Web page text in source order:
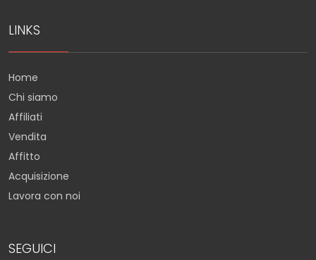
LINKS
Home
Chi siamo
Affiliati
Vendita
Affitto
Acquisizione
Lavora con noi
SEGUICI